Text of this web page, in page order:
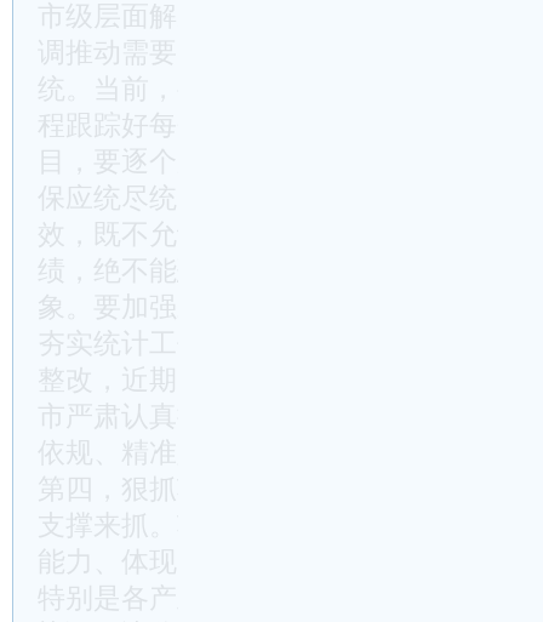
市级层面解决不了的问题，就要跑省、
调推动需要国家、省对口部门支持的事
统。当前，要把项目入库纳统摆在突出
程跟踪好每个投资项目，特别是参加全
目，要逐个跟踪对接，确保开工项目投
保应统尽统、应纳尽纳。需要强调的是
效，既不允许抬高数字搞政绩，也不允
绩，绝不能恐统、怕统、谈统色变，损
象。要加强对各县市区包括乡镇、企业
夯实统计工作基础。要从严从实抓好国
整改，近期由王珏同志约谈广德市主要
市严肃认真抓好整改落实，同时要加强
依规、精准定责。
第四，狠抓项目招商投资，就要把强化
支撑来抓。项目招商投资是战场，也是
能力、体现的是责任担当。一要拧紧责
特别是各产业链链长，要以身作则、率